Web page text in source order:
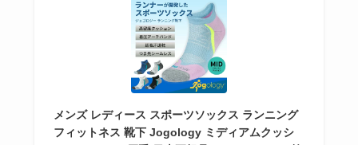
メンズ レディース スポーツソックス ランニング
フィットネス 靴下 Jogology ミディアムクッシ